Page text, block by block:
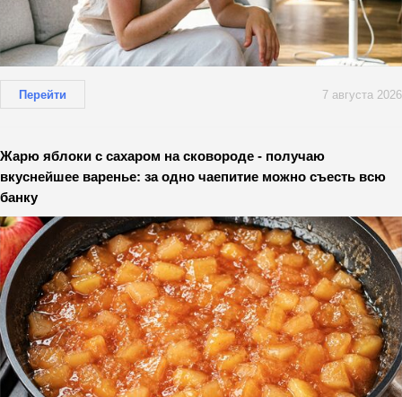
Перейти 7 августа 2026
Жарю яблоки с сахаром на сковороде - получаю
вкуснейшее варенье: за одно чаепитие можно съесть всю
банку